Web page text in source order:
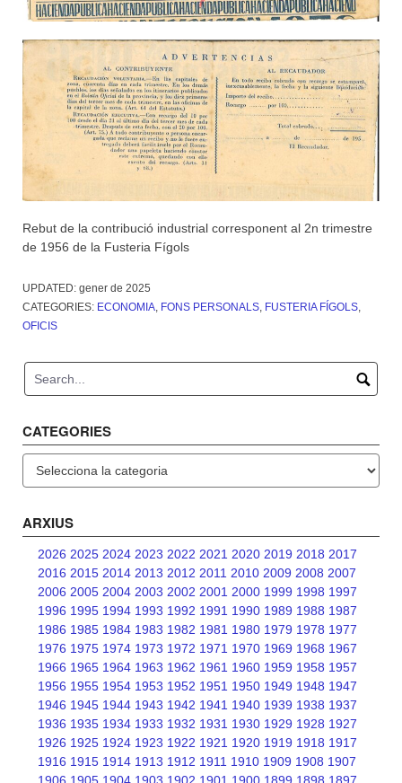
Rebut de la contribució industrial corresponent al 2n trimestre
de 1956 de la Fusteria Fígols
UPDATED: gener de 2025
CATEGORIES: ECONOMIA, FONS PERSONALS, FUSTERIA FÍGOLS,
OFICIS
CATEGORIES
ARXIUS
2026 2025 2024 2023 2022 2021 2020 2019 2018 2017
2016 2015 2014 2013 2012 2011 2010 2009 2008 2007
2006 2005 2004 2003 2002 2001 2000 1999 1998 1997
1996 1995 1994 1993 1992 1991 1990 1989 1988 1987
1986 1985 1984 1983 1982 1981 1980 1979 1978 1977
1976 1975 1974 1973 1972 1971 1970 1969 1968 1967
1966 1965 1964 1963 1962 1961 1960 1959 1958 1957
1956 1955 1954 1953 1952 1951 1950 1949 1948 1947
1946 1945 1944 1943 1942 1941 1940 1939 1938 1937
1936 1935 1934 1933 1932 1931 1930 1929 1928 1927
1926 1925 1924 1923 1922 1921 1920 1919 1918 1917
1916 1915 1914 1913 1912 1911 1910 1909 1908 1907